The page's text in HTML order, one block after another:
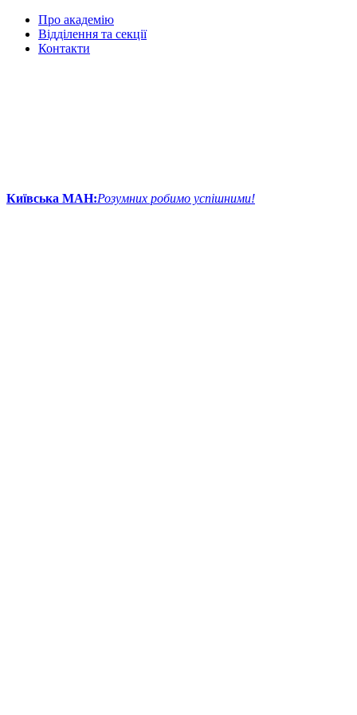
Про академію
Відділення та секції
Контакти
Київська МАН:Розумних робимо успішними!